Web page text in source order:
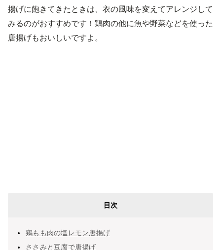
揚げに飽きてきたときは、衣の風味を変えてアレンジして
みるのがおすすめです！鶏肉の他に魚や野菜などを使った
唐揚げもおいしいですよ。
目次
鶏もも肉の塩レモン唐揚げ
ささみと豆腐で唐揚げ